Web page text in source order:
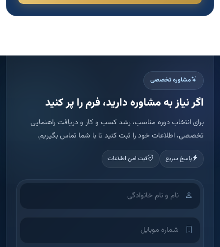
مشاوره تخصصی
اگر نیاز به مشاوره دارید، فرم را پر کنید
برای انتخاب دوره مناسب، رشد کسب و کار و دریافت راهنمایی
تخصصی، اطلاعات خود را ثبت کنید تا با شما تماس بگیریم.
پاسخ سریع ثبت امن اطلاعات